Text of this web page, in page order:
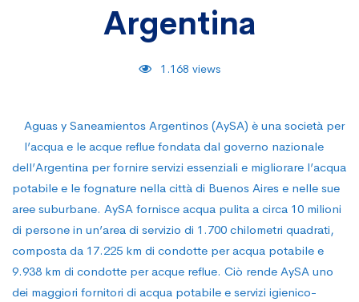
migliorare
il
controllo
della
qualità
Argentina
1.168 views
Aguas y Saneamientos Argentinos (AySA) è una società per
l’acqua e le acque reflue fondata dal governo nazionale
dell’Argentina per fornire servizi essenziali e migliorare l’acqua
potabile e le fognature nella città di Buenos Aires e nelle sue
aree suburbane. AySA fornisce acqua pulita a circa 10 milioni
di persone in un’area di servizio di 1.700 chilometri quadrati,
composta da 17.225 km di condotte per acqua potabile e
9.938 km di condotte per acque reflue. Ciò rende AySA uno
dei maggiori fornitori di acqua potabile e servizi igienico-